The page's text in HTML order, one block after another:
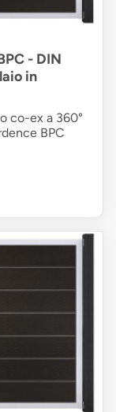
- DIN
in
co-ex a 360°
BPC